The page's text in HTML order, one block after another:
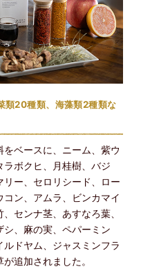
類20種類、海藻類2種類な
ベースに、ニーム、紫ウ
ラボクヒ、月桂樹、バジ
ー、セロリシード、ロー
ン、アムラ、ビンカマイ
センナ茎、あすなろ葉、
、麻の実、ペパーミン
ルドヤム、ジャスミンフラ
追加されました。